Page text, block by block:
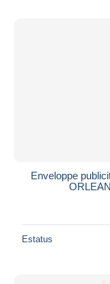
Enveloppe
Estatus